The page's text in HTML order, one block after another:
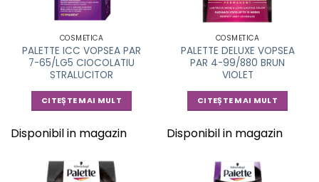
COSMETICA
PALETTE ICC VOPSEA PAR
7-65/LG5 CIOCOLATIU
STRALUCITOR
CITEȘTE MAI MULT
Disponibil in magazin
COSMETICA
PALETTE DELUXE VOPSEA
PAR 4-99/880 BRUN
VIOLET
CITEȘTE MAI MULT
Disponibil in magazin